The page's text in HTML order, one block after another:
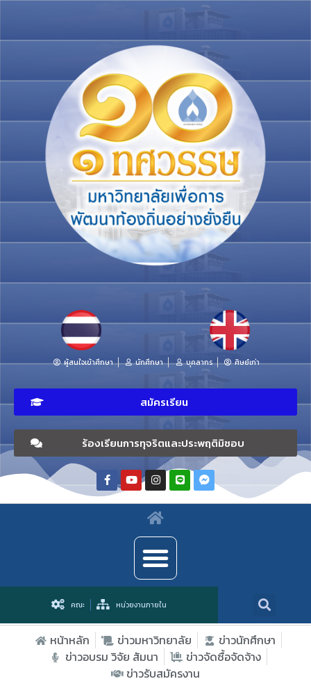
ผู้สนใจเข้าศึกษา นักศึกษา บุคลากร ศิษย์เก่า
สมัครเรียน
ร้องเรียนการทุจริตและประพฤติมิชอบ
คณะ หน่วยงานภายใน
หน้าหลัก ข่าวมหาวิทยาลัย
ข่าวนักศึกษา
ข่าวอบรม วิจัย สัมนา
ข่าวจัดซื้อจัดจ้าง
ข่าวรับสมัครงาน